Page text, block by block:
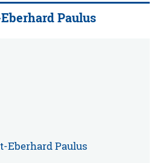
Paulus
Eberhard Paulus